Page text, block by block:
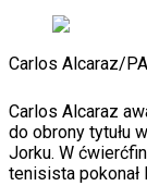
Paliwo
Testy
Życie
Carlos Alcaraz/
Carlos Alcaraz
do obrony tytułu
Jorku. W
tenisista pokonał